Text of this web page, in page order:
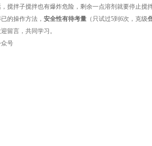
搅拌子搅拌也有爆炸危险，剩余一点溶剂就要停止搅
的操作方法， 安全性有待考量 （只试过5到6次，克
留言，共同学习。
号